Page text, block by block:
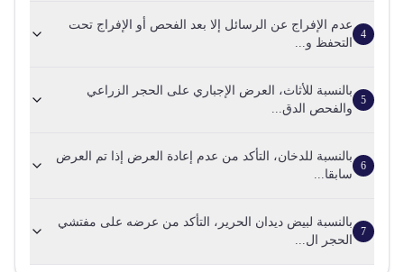
4
عدم الإفراج عن الرسائل إلا بعد الفحص أو الإفراج تحت
التحفظ و...
5
بالنسبة للأثاث، العرض الإجباري على الحجر الزراعي
والفحص الدق...
6
بالنسبة للدخان، التأكد من عدم إعادة العرض إذا تم العرض
سابقا...
7
بالنسبة لبيض ديدان الحرير، التأكد من عرضه على مفتشي
الحجر ال...